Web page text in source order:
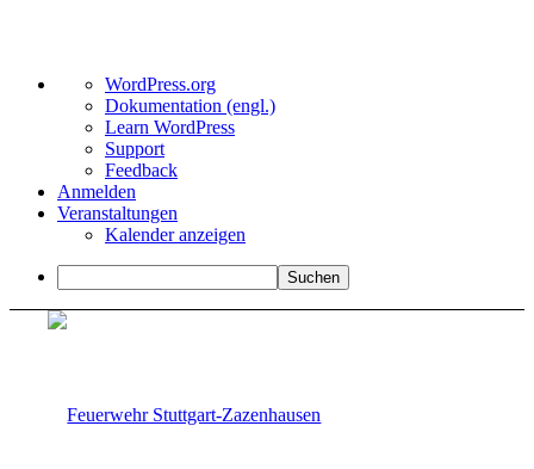
Über
WordPress
WordPress.org
Dokumentation (engl.)
Learn WordPress
Support
Feedback
Anmelden
Veranstaltungen
Kalender anzeigen
Suchen